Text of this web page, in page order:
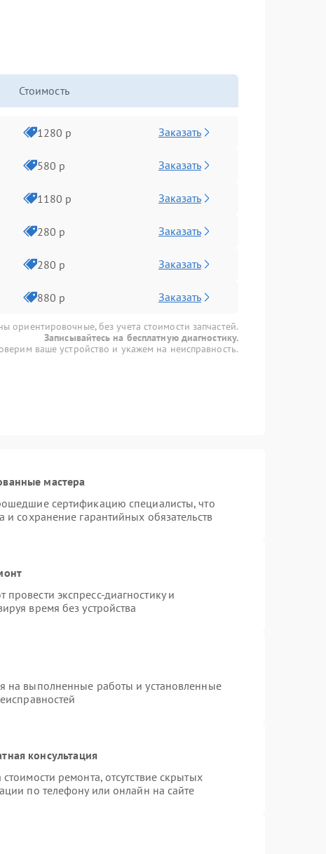
Стоимость
1280 р Заказать
580 р Заказать
1180 р Заказать
280 р Заказать
280 р Заказать
880 р Заказать
ориентировочные, без учета стоимости запчастей.
Записывайтесь на бесплатную диагностику.
ваше устройство и укажем на неисправность.
мастера
сертификацию специалисты, что
и сохранение гарантийных обязательств
экспресс-диагностику и
время без устройства
на выполненные работы и установленные
консультация
ремонта, отсутствие скрытых
по телефону или онлайн на сайте